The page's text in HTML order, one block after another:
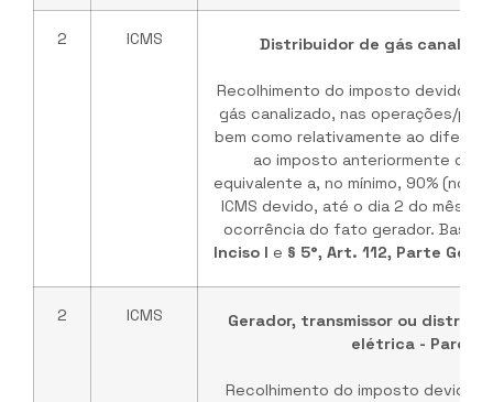
2 ICMS Distribuidor de gás
Recolhimento do imposto devido
gás canalizado, nas operações/
bem como relativamente ao
ao imposto anteriormente
equivalente a, no mínimo, 90%
ICMS devido, até o dia 2 do mês
ocorrência do fato gerador. Base
Inciso I e § 5°, Art. 112, Parte Geral
2 ICMS
Gerador, transmissor ou
elétrica - Parcial
Recolhimento do imposto devido